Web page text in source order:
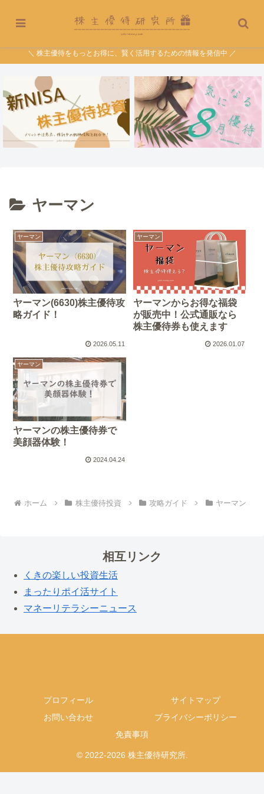
＼ 株主優待をもっとお得に、賢く活用するための情報を発信中 ／
ヤーマン
ヤーマン
ヤーマン(6630)株主優待攻
略ガイド！
2026.05.11
ヤーマン
ヤーマンからお得な福袋
が販売中！公式通販なら
株主優待券も使えます
2026.01.07
ヤーマン
ヤーマンの株主優待券で
美顔器体験！
2024.04.24
ホーム 株主優待投資 攻略ガイド ヤーマン
相互リンク
くきの楽しい投資生活
まったりポイ活サイト
マネーリテラシーニュース
プロフィール
サイトマップ
お問い合わせ
プライバシーポリシー
免責事項
© 2022-2026 株主優待研究所.